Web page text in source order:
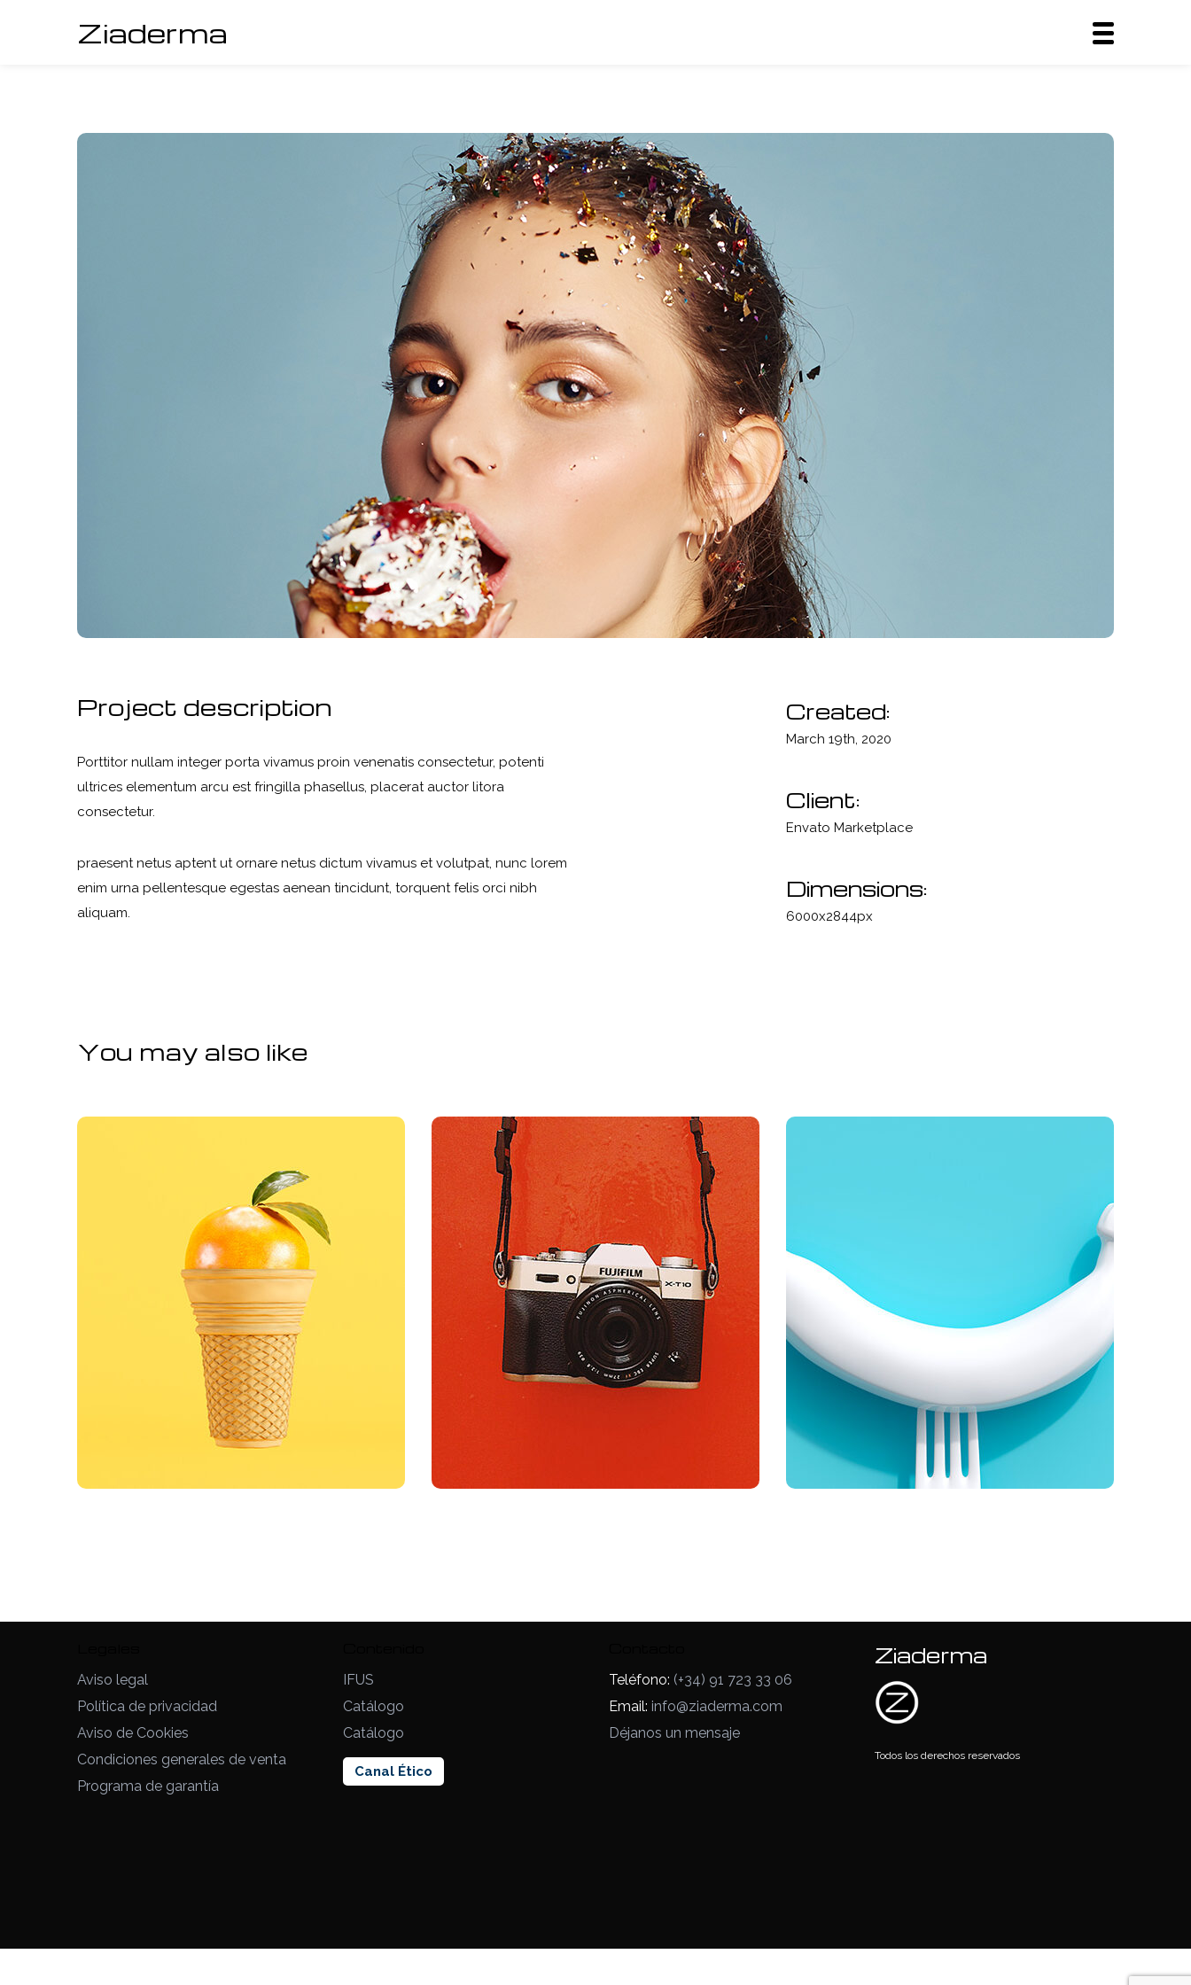
Ziaderma
Project description
Porttitor nullam integer porta vivamus proin venenatis consectetur, potenti
ultrices elementum arcu est fringilla phasellus, placerat auctor litora
consectetur.
praesent netus aptent ut ornare netus dictum vivamus et volutpat, nunc lorem
enim urna pellentesque egestas aenean tincidunt, torquent felis orci nibh
aliquam.
Created:
March 19th, 2020
Client:
Envato Marketplace
Dimensions:
6000x2844px
You may also like
Aviso legal
Política de privacidad
Aviso de Cookies
Condiciones generales de venta
Programa de garantía
IFUS
Catálogo
Catálogo
Canal Ético
Teléfono: (+34) 91 723 33 06
Email: info@ziaderma.com
Déjanos un mensaje
Ziaderma
Todos los derechos reservados